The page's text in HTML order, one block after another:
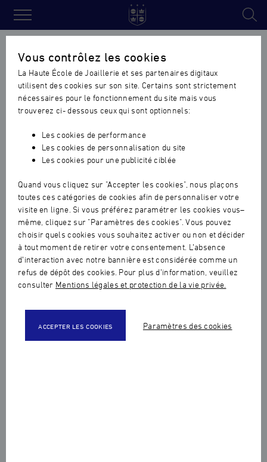
Haute
de
Joaillerie
Accueil› Références et Partenaires
Références et Partenaires
NOS PARRAINS
Faire découvrir les valeurs de l’entreprise, l’importance
de l’identité, les contraintes de qualité des marques, et
leur faire partager la passion qui les anime.
Participer à des projets pédagogiques et à l’élévation du
niveau de la formation pour mettre en application cette
recherche de la rigueur et de l’excellence.
Favoriser la future intégration des élèves dans le monde
chemin à parcourir pour atteindre l’excellence et les
étapes qu’ils devront aborder cette découverte et cet
Vous contrôlez les cookies
La Haute École de Joaillerie et ses partenaires digitaux
utilisent des cookies sur son site. Certains sont strictement
nécessaires pour le fonctionnement du site mais vous
trouverez ci- dessous ceux qui sont optionnels:
Les cookies de performance
Les cookies de personnalisation du site
Les cookies pour une publicité ciblée
Quand vous cliquez sur "Accepter les cookies", nous plaçons
toutes ces catégories de cookies afin de personnaliser votre
visite en ligne. Si vous préférez paramétrer les cookies vous–
même, cliquez sur "Paramètres des cookies". Vous pouvez
choisir quels cookies vous souhaitez activer ou non et décider
à tout moment de retirer votre consentement. L’absence
d’interaction avec notre bannière est considérée comme un
refus de dépôt des cookies. Pour plus d’information, veuillez
consulter Mentions légales et protection de la vie privée.
ACCEPTER LES COOKIES Paramètres des cookies